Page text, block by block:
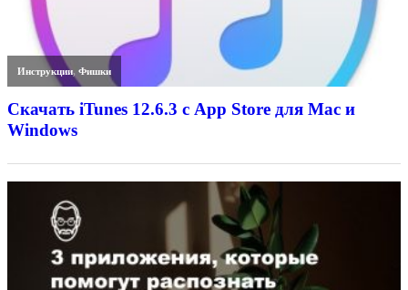
Инструкции,Фишки
Скачать iTunes 12.6.3 с App Store для Mac и
Windows